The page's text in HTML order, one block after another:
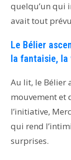
quelqu’un qui
avait tout
Le Bélier
la fantaisie, la
Au lit, le Bélier
mouvement et
l’initiative,
qui rend
surprises.